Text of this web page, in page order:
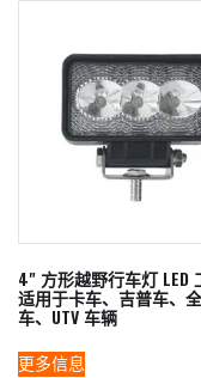
4" 方形越野行车灯 LED
适用于卡车、吉普车、
车、UTV 车辆
更多信息